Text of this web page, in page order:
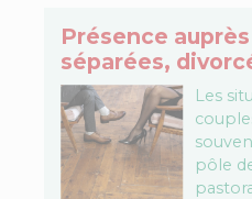
Présence
séparées,
Les
pôle